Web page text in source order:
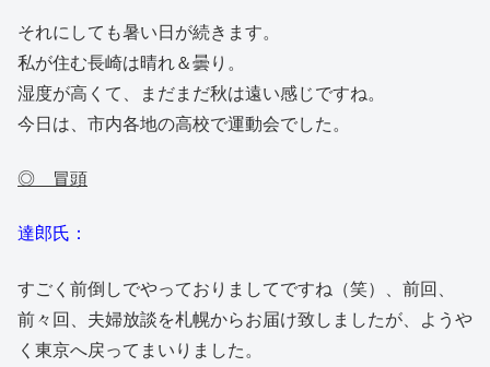
それにしても暑い日が続きます。
私が住む長崎は晴れ＆曇り。
湿度が高くて、まだまだ秋は遠い感じですね。
今日は、市内各地の高校で運動会でした。
◎ 冒頭
達郎氏：
すごく前倒しでやっておりましてですね（笑）、前回、
前々回、夫婦放談を札幌からお届け致しましたが、ようや
く東京へ戻ってまいりました。